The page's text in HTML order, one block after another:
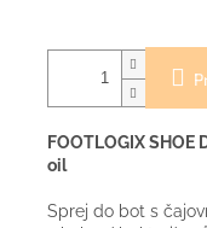
FOOTLOGIX
oil
Sprej do bot s